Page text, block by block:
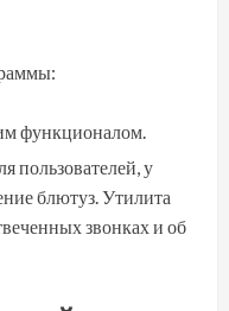
функционалом.
пользователей, у
блютуз. Утилита
звонках и об